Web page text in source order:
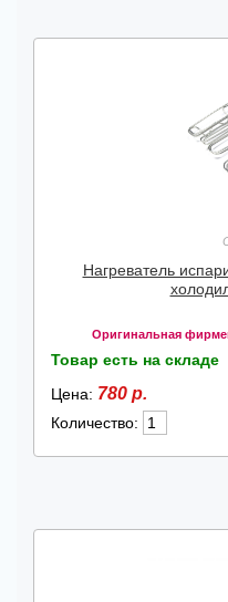
Нагреватель
Оригинальная
Товар есть на складе
Цена: 780 р.
Количество: